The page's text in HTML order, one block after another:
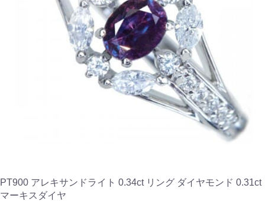
PT900 アレキサンドライト 0.34ct リング ダイヤモンド 0.31ct
マーキスダイヤ